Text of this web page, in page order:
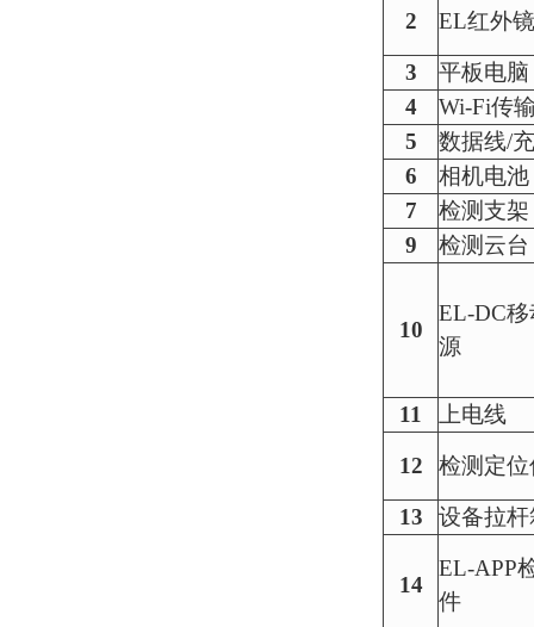
2 EL红外
3
平板电脑
4
Wi-Fi传
5
数据线/
6
相机电池
7
检测支架
9
检测云台
10
EL-DC
源
11 上电线
12 检测定位
13 设备拉杆
14
EL-APP
件